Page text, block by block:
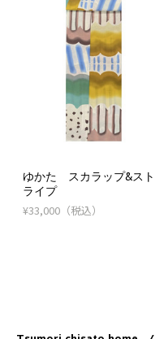
ゆかた スカラップ&スト
ライプ
¥33,000 （税込）